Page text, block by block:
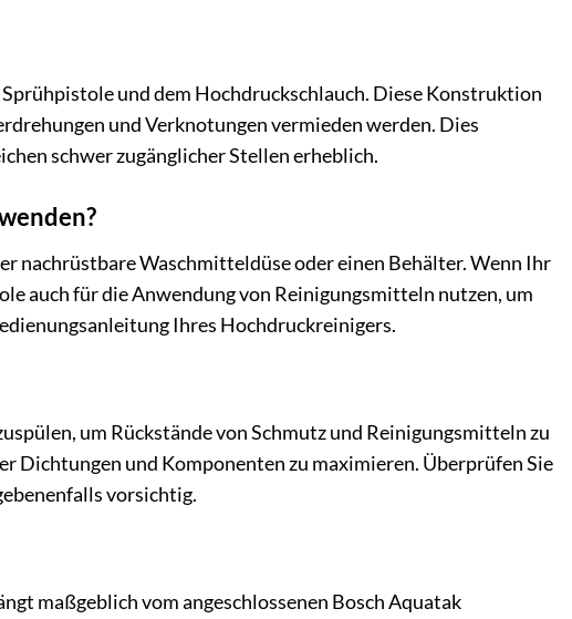
und dem Hochdruckschlauch. Diese Konstruktion
und Verknotungen vermieden werden. Dies
schwer zugänglicher Stellen erheblich.
nachrüstbare Waschmitteldüse oder einen Behälter. Wenn Ihr
auch für die Anwendung von Reinigungsmitteln nutzen, um
Ihres Hochdruckreinigers.
um Rückstände von Schmutz und Reinigungsmitteln zu
Dichtungen und Komponenten zu maximieren. Überprüfen Sie
vorsichtig.
maßgeblich vom angeschlossenen Bosch Aquatak